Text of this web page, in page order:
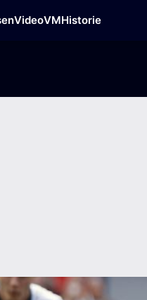
VideoVMHistorie